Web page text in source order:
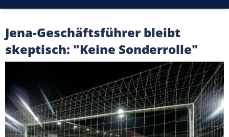
Jena-Geschäftsführer bleibt
skeptisch: "Keine Sonderrolle"